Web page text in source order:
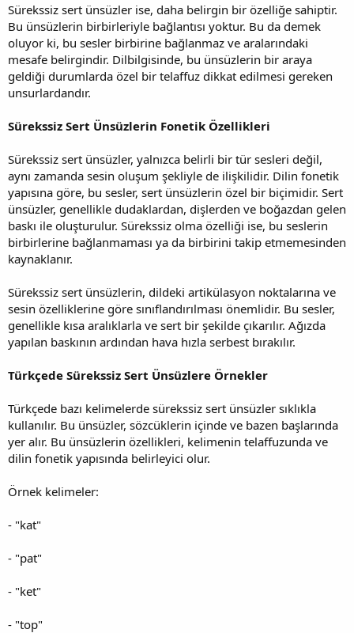
Sürekssiz sert ünsüzler ise, daha belirgin bir özelliğe sahiptir.
Bu ünsüzlerin birbirleriyle bağlantısı yoktur. Bu da demek
oluyor ki, bu sesler birbirine bağlanmaz ve aralarındaki
mesafe belirgindir. Dilbilgisinde, bu ünsüzlerin bir araya
geldiği durumlarda özel bir telaffuz dikkat edilmesi gereken
unsurlardandır.
Sürekssiz Sert Ünsüzlerin Fonetik Özellikleri
Sürekssiz sert ünsüzler, yalnızca belirli bir tür sesleri değil,
aynı zamanda sesin oluşum şekliyle de ilişkilidir. Dilin fonetik
yapısına göre, bu sesler, sert ünsüzlerin özel bir biçimidir. Sert
ünsüzler, genellikle dudaklardan, dişlerden ve boğazdan gelen
baskı ile oluşturulur. Sürekssiz olma özelliği ise, bu seslerin
birbirlerine bağlanmaması ya da birbirini takip etmemesinden
kaynaklanır.
Sürekssiz sert ünsüzlerin, dildeki artikülasyon noktalarına ve
sesin özelliklerine göre sınıflandırılması önemlidir. Bu sesler,
genellikle kısa aralıklarla ve sert bir şekilde çıkarılır. Ağızda
yapılan baskının ardından hava hızla serbest bırakılır.
Türkçede Sürekssiz Sert Ünsüzlere Örnekler
Türkçede bazı kelimelerde sürekssiz sert ünsüzler sıklıkla
kullanılır. Bu ünsüzler, sözcüklerin içinde ve bazen başlarında
yer alır. Bu ünsüzlerin özellikleri, kelimenin telaffuzunda ve
dilin fonetik yapısında belirleyici olur.
Örnek kelimeler:
- "kat"
- "pat"
- "ket"
- "top"